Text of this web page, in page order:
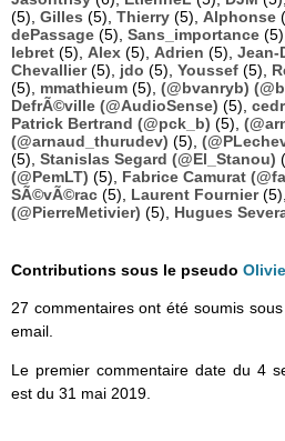
(5), Gilles (5), Thierry (5), Alphonse
dePassage (5), Sans_importance (5),
lebret (5), Alex (5), Adrien (5), Jean-
Chevallier(5), jdo (5), Youssef (5),
(5), mmathieum (5), (@bvanryb)
DefrÃ©ville (@AudioSense) (5),
Patrick Bertrand (@pck_b) (5),
(@arnaud_thurudev) (5),
(5), Stanislas Segard (@El_Stanou)
(@PemLT) (5), Fabrice Camurat
SÃ©vÃ©rac (5), Laurent Fournier(5),
(@PierreMetivier) (5), Hugues
Contributions sous le pseudo
27 commentaires ont été soumis
email.
Le premier commentaire date du 4
est du 31 mai 2019.